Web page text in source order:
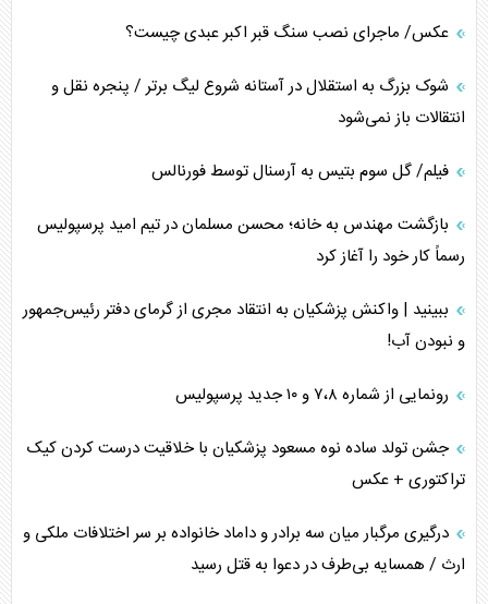
عکس/ ماجرای نصب سنگ قبر اکبر عبدی چیست؟
شوک بزرگ به استقلال در آستانه شروع لیگ برتر / پنجره نقل و
انتقالات باز نمی‌شود
فیلم/ گل سوم بتیس به آرسنال توسط فورنالس
بازگشت مهندس به خانه؛ محسن مسلمان در تیم امید پرسپولیس
رسماً کار خود را آغاز کرد
ببینید | واکنش پزشکیان به انتقاد مجری از گرمای دفتر رئیس‌جمهور
و نبودن آب!
رونمایی از شماره ۷،۸ و ۱۰ جدید پرسپولیس
جشن تولد ساده نوه مسعود پزشکیان با خلاقیت درست کردن کیک
تراکتوری + عکس
درگیری مرگبار میان سه برادر و داماد خانواده بر سر اختلافات ملکی و
ارث / همسایه بی‌طرف در دعوا به قتل رسید